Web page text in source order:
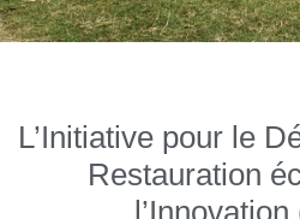
L’Initiative pour le
Restauration